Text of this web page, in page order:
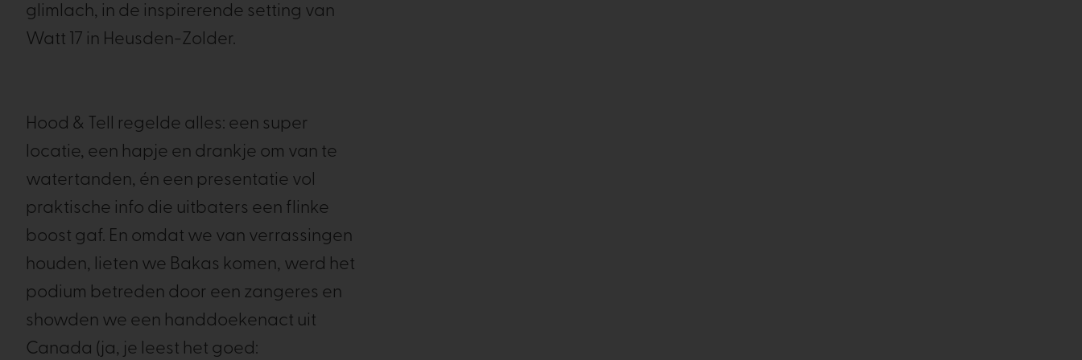
glimlach, in de inspirerende setting van
Watt 17 in Heusden-Zolder.
Hood & Tell regelde alles: een super
locatie, een hapje en drankje om van te
watertanden, én een presentatie vol
praktische info die uitbaters een flinke
boost gaf. En omdat we van verrassingen
houden, lieten we Bakas komen, werd het
podium betreden door een zangeres en
showden we een handdoekenact uit
Canada (ja, je leest het goed: